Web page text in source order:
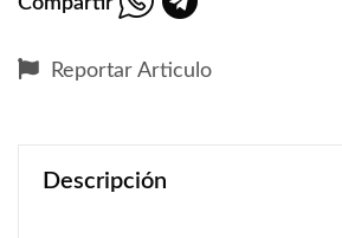
Reportar Articulo
Descripción